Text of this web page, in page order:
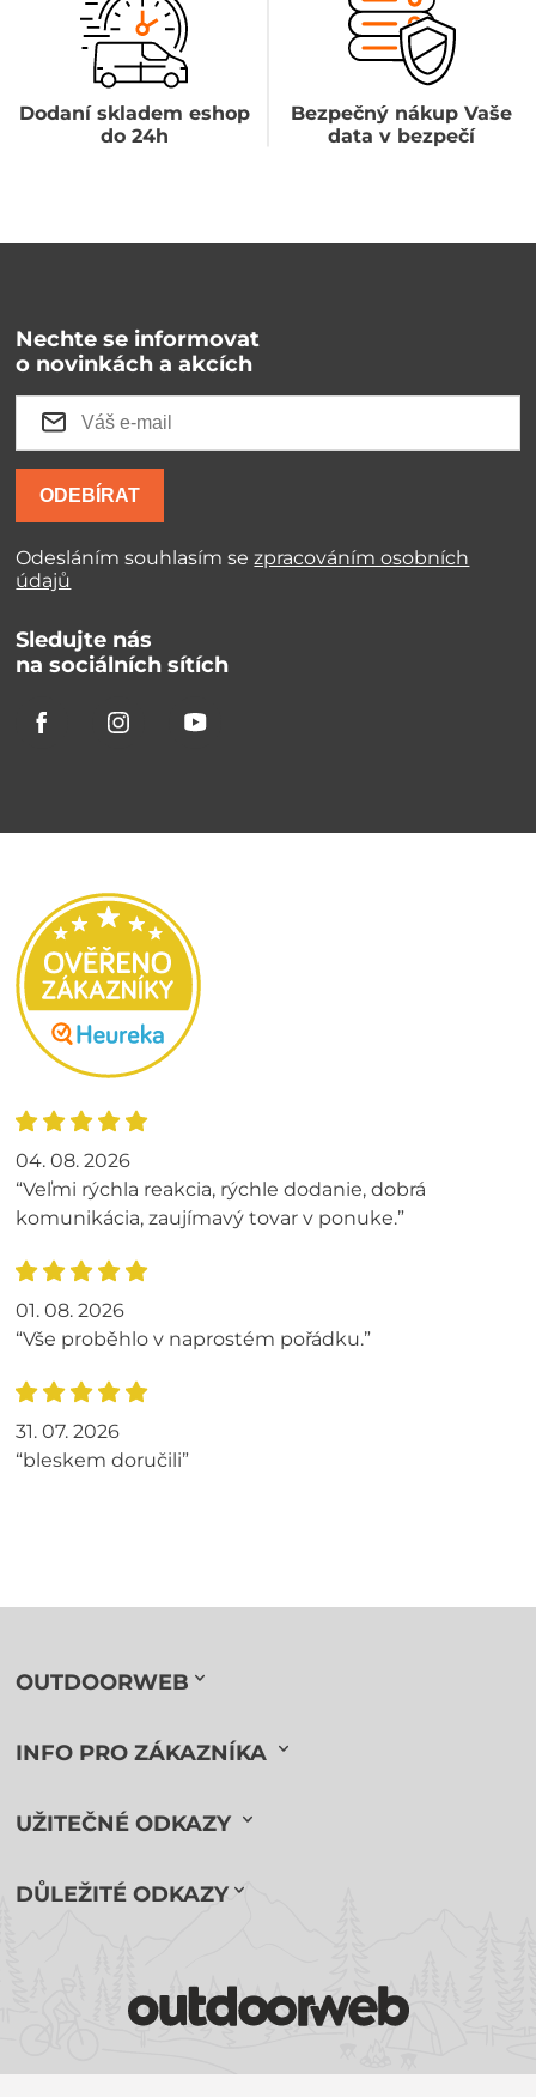
Dodaní skladem eshop
do 24h
Bezpečný nákup Vaše
data v bezpečí
Nechte se informovat
o novinkách a akcích
ODEBÍRAT
Odesláním souhlasím sezpracováním osobních
údajů
Sledujte nás
na sociálních sítích
04. 08. 2026
“Veľmi rýchla reakcia, rýchle dodanie, dobrá
komunikácia, zaujímavý tovar v ponuke.”
01. 08. 2026
“Vše proběhlo v naprostém pořádku.”
31. 07. 2026
“bleskem doručili”
OUTDOORWEB
INFO PRO ZÁKAZNÍKA
UŽITEČNÉ ODKAZY
DŮLEŽITÉ ODKAZY